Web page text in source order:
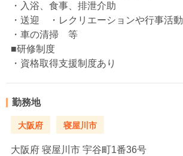
・入浴、食事、排泄介助
・送迎 ・レクリエーションや行事活動
・車の清掃 等
■研修制度
・資格取得支援制度あり
勤務地
大阪府 寝屋川市
大阪府 寝屋川市 宇谷町1番36号